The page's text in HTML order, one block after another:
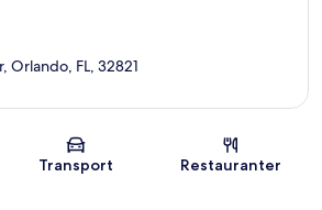
Kart
Orlando, FL, 32821
Transport Restauranter